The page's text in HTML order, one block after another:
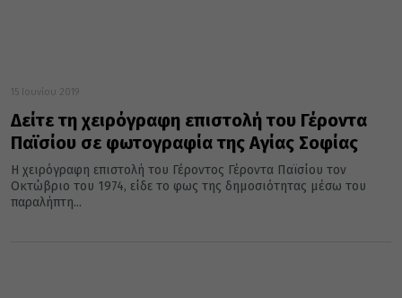
15 Ιουνίου 2019
Δείτε τη χειρόγραφη επιστολή του Γέροντα
Παϊσίου σε φωτογραφία της Αγίας Σοφίας
Η χειρόγραφη επιστολή του Γέροντος Γέροντα Παϊσίου τον
Οκτώβριο του 1974, είδε το φως της δημοσιότητας μέσω του
παραλήπτη...